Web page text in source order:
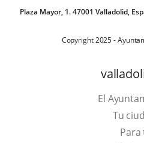
Plaza Mayor, 1. 47001 Valladolid,
Copyright 2025 -
El
Tu
Para